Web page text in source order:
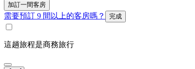
加訂一間客房
需要預訂 9 間以上的客房嗎？ 完成
這趟旅程是商務旅行